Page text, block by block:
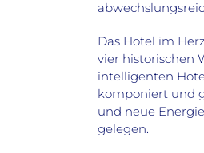
Das Hotel im
vier historischen
intelligenten
komponiert und
und neue
gelegen.